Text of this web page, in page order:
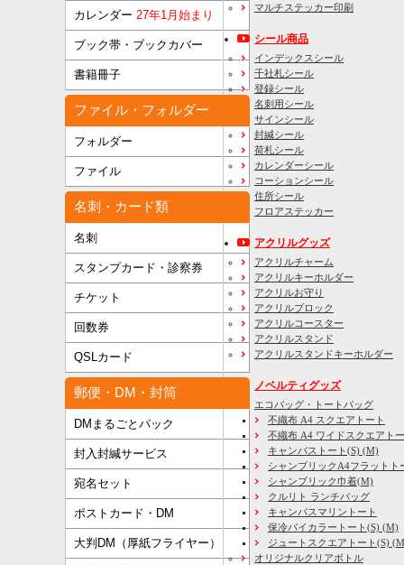
カレンダー 27年1月始まり
ブック帯・ブックカバー
書籍冊子
ファイル・フォルダー
フォルダー
ファイル
名刺・カード類
名刺
スタンプカード・診察券
チケット
回数券
QSLカード
郵便・DM・封筒
DMまるごとパック
封入封緘サービス
宛名セット
ポストカード・DM
大判DM（厚紙フライヤー）
マルチステッカー印刷
シール商品
インデックスシール
千社札シール
登録シール
名刺用シール
サインシール
封緘シール
荷札シール
カレンダーシール
コーションシール
住所シール
フロアステッカー
アクリルグッズ
アクリルチャーム
アクリルキーホルダー
アクリルお守り
アクリルブロック
アクリルコースター
アクリルスタンド
アクリルスタンドキーホルダー
ノベルティグッズ
エコバッグ・トートバッグ
不織布 A4 スクエアトート
不織布 A4 ワイドスクエアト
キャンバストート(S) (M)
シャンブリックA4フラットト
シャンブリック巾着(M)
クルリト ランチバッグ
キャンバスマリントート
保冷バイカラートート(S) (M)
ジュートスクエアトート(S)
オリジナルクリアボトル